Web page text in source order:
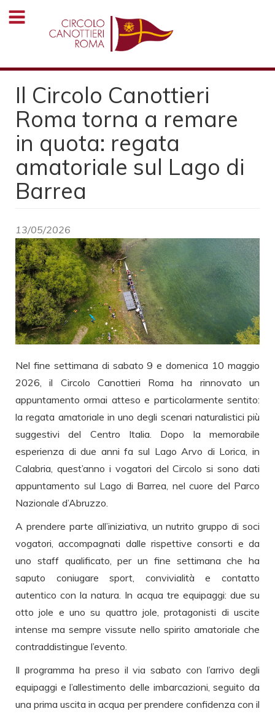
Salta
Il Circolo Canottieri
Roma torna a remare
in quota: regata
amatoriale sul Lago di
Barrea
13/05/2026
Nel fine settimana di sabato 9 e domenica 10 maggio
2026, il Circolo Canottieri Roma ha rinnovato un
appuntamento ormai atteso e particolarmente sentito:
la regata amatoriale in uno degli scenari naturalistici più
suggestivi del Centro Italia. Dopo la memorabile
esperienza di due anni fa sul Lago Arvo di Lorica, in
Calabria, quest’anno i vogatori del Circolo si sono dati
appuntamento sul Lago di Barrea, nel cuore del Parco
Nazionale d’Abruzzo.
A prendere parte all’iniziativa, un nutrito gruppo di soci
vogatori, accompagnati dalle rispettive consorti e da
uno staff qualificato, per un fine settimana che ha
saputo coniugare sport, convivialità e contatto
autentico con la natura. In acqua tre equipaggi: due su
otto jole e uno su quattro jole, protagonisti di uscite
intense ma sempre vissute nello spirito amatoriale che
contraddistingue l’evento.
Il programma ha preso il via sabato con l’arrivo degli
equipaggi e l’allestimento delle imbarcazioni, seguito da
una prima uscita in acqua per prendere confidenza con il